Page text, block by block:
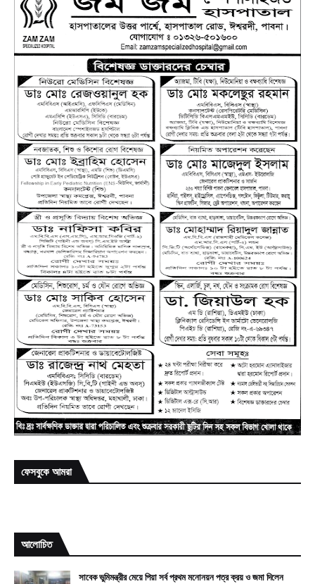
ফেসবুকে আমরা
আলোচিত
সাবেক ভুমিমন্ত্রীর মেয়ে পিয়া সর্ব প্রথম মনোনয়ন পত্র ক্রয় ও জমা দিলেন